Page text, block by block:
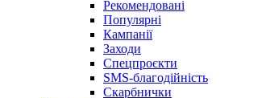
Рекомендовані
Популярні
Кампанії
Заходи
Спецпроєкти
SMS-благодійність
Скарбнички